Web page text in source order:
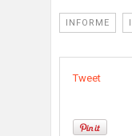
INFORME
Tweet